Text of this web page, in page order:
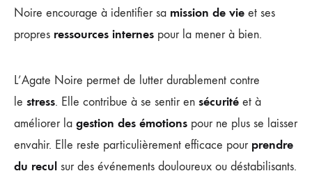
Noire encourage à identifier sa mission de vie et ses
propres ressources internes pour la mener à bien.
L’Agate Noire permet de lutter durablement contre
le stress. Elle contribue à se sentir en sécurité et à
améliorer la gestion des émotions pour ne plus se laisser
envahir. Elle reste particulièrement efficace pour prendre
du recul sur des événements douloureux ou déstabilisants.